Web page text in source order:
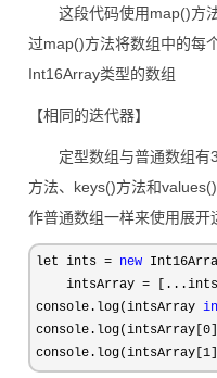
这段代码使用map()方法
过map()方法将数组中的每
Int16Array类型的数组
【相同的迭代器】
定型数组与普通数组有3
方法、keys()方法和
作普通数组一样来使用展开
let ints = new
    intsArray
=
console.log(intsArray